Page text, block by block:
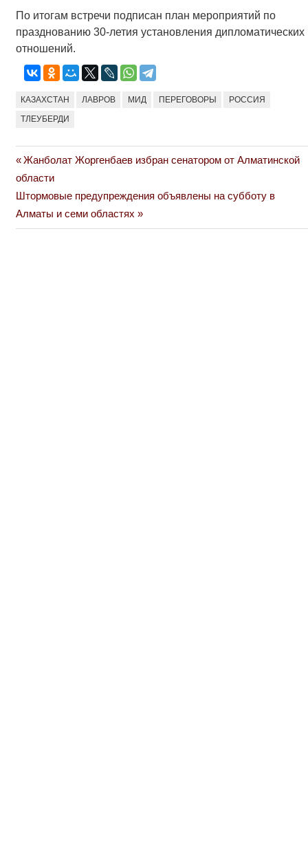
По итогам встречи подписан план мероприятий по
празднованию 30-летия установления дипломатических
отношений.
КАЗАХСТАН ЛАВРОВ МИД ПЕРЕГОВОРЫ РОССИЯ
ТЛЕУБЕРДИ
Навигация
по
записям
Previous
Post:
Жанболат Жоргенбаев избран сенатором от Алматинской
области
Next
Post:
Штормовые предупреждения объявлены на субботу в
Алматы и семи областях